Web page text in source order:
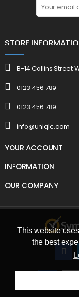
This website
the best
STORE
B-14 Collins Street
0123 456 789
0123 456 789
info@uniqlo.com
YOUR ACCOUNT
INFORMATION
OUR COMPANY